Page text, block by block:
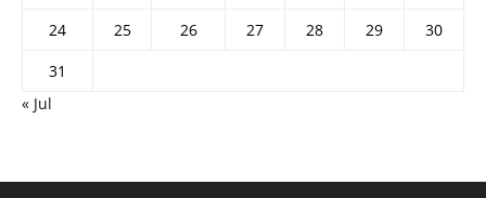
24
25 26 27 28 29
30
31
« Jul